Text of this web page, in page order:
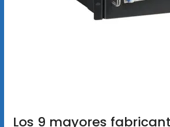
Los 9 mayores